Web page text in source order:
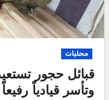
محليات
قبائل حجور
وتأسر قيادياً